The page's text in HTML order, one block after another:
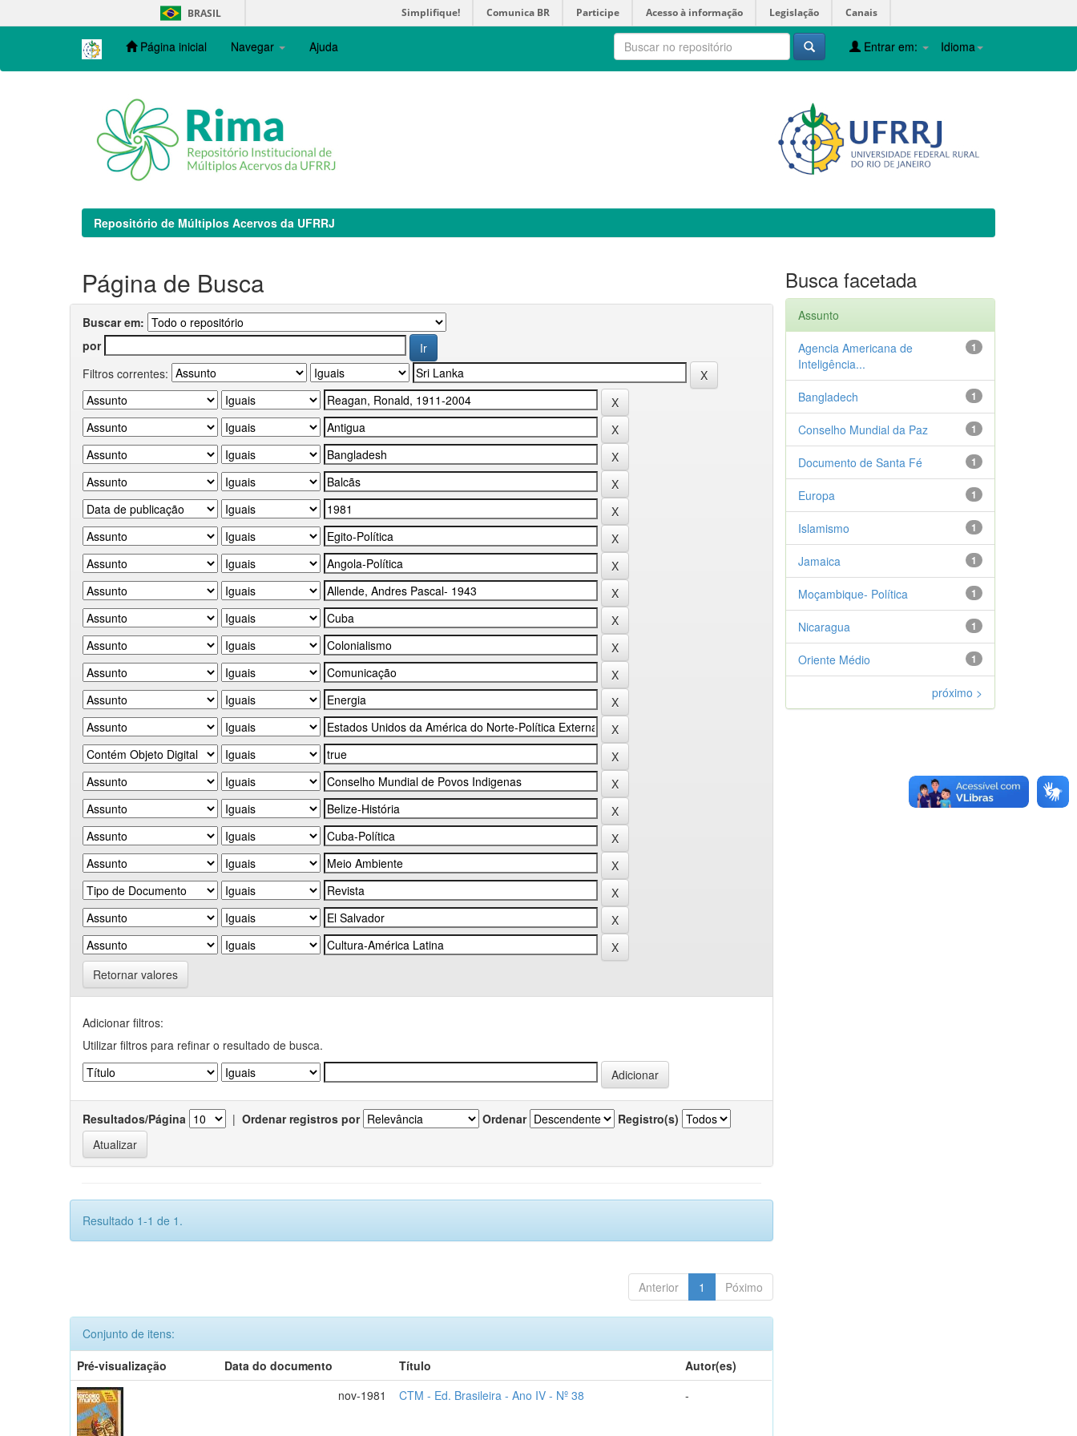
navigation
BRASIL Simplifique! Comunica BR Participe Acesso à informação Legislação Canais
Página inicial Navegar Ajuda Idioma
Entrar em:
Repositório de Múltiplos Acervos da UFRRJ
Página de Busca
Buscar em:
por
Filtros correntes:
Retornar valores
Adicionar filtros:
Utilizar filtros para refinar o resultado de busca.
Resultados/Página | Ordenar registros por Ordenar Registro(s)
Resultado 1-1 de 1.
Anterior 1 Póximo
Conjunto de itens:
Pré-visualização
Data do documento Título
Autor(es)
nov-1981
CTM - Ed. Brasileira - Ano IV - Nº 38 -
Busca facetada
Assunto
1
Agencia Americana de
Inteligência...
1
Bangladech
1
Conselho Mundial da Paz
1
Documento de Santa Fé
1
Europa
1
Islamismo
1
Jamaica
1
Moçambique- Política
1
Nicaragua
1
Oriente Médio
próximo >